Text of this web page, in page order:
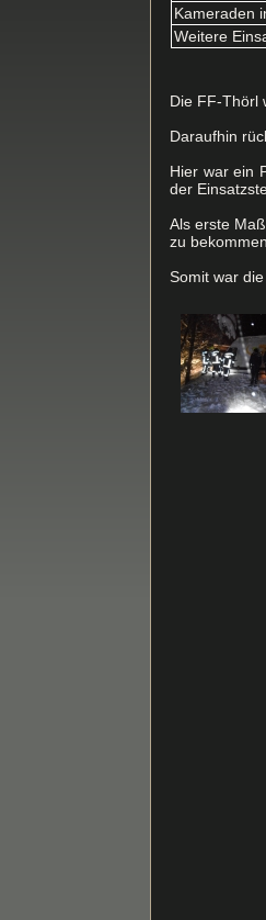
Kameraden
Weitere
Die FF-Thörl
Daraufhin
Hier war ein
der
Als erste
zu
Somit war